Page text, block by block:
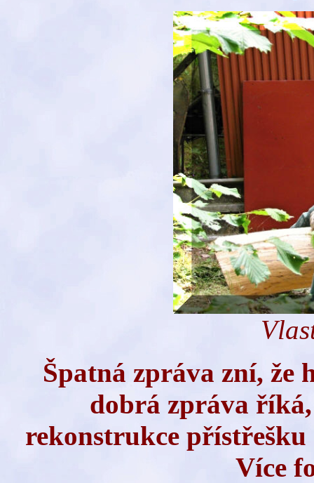
Špatná zpráva zní, že
dobrá zpráva
rekonstrukce přístřešku
Více